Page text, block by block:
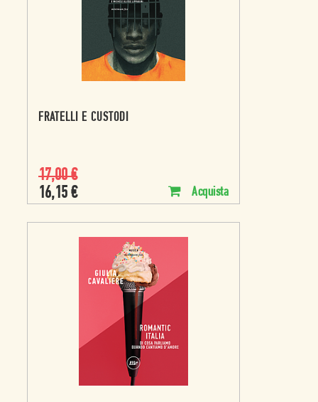
FRATELLI E CUSTODI
17,00€
16,15 € Acquista